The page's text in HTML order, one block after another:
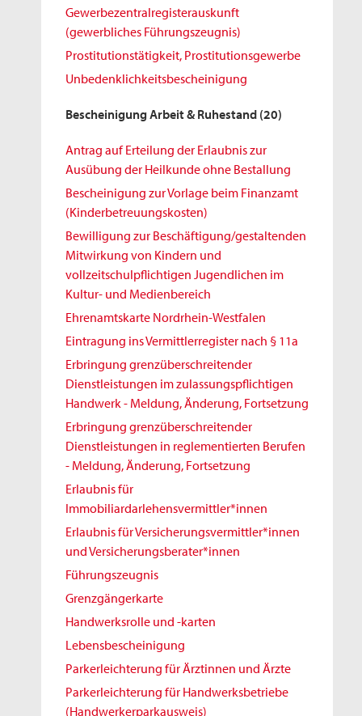
Gewerbezentralregisterauskunft
(gewerbliches Führungszeugnis)
Prostitutionstätigkeit, Prostitutionsgewerbe
Unbedenklichkeitsbescheinigung
Bescheinigung Arbeit & Ruhestand (20)
Antrag auf Erteilung der Erlaubnis zur
Ausübung der Heilkunde ohne Bestallung
Bescheinigung zur Vorlage beim Finanzamt
(Kinderbetreuungskosten)
Bewilligung zur Beschäftigung/gestaltenden
Mitwirkung von Kindern und
vollzeitschulpflichtigen Jugendlichen im
Kultur- und Medienbereich
Ehrenamtskarte Nordrhein-Westfalen
Eintragung ins Vermittlerregister nach § 11a
Erbringung grenzüberschreitender
Dienstleistungen im zulassungspflichtigen
Handwerk - Meldung, Änderung, Fortsetzung
Erbringung grenzüberschreitender
Dienstleistungen in reglementierten Berufen
- Meldung, Änderung, Fortsetzung
Erlaubnis für
Immobiliardarlehensvermittler*innen
Erlaubnis für Versicherungsvermittler*innen
und Versicherungsberater*innen
Führungszeugnis
Grenzgängerkarte
Handwerksrolle und -karten
Lebensbescheinigung
Parkerleichterung für Ärztinnen und Ärzte
Parkerleichterung für Handwerksbetriebe
(Handwerkerparkausweis)